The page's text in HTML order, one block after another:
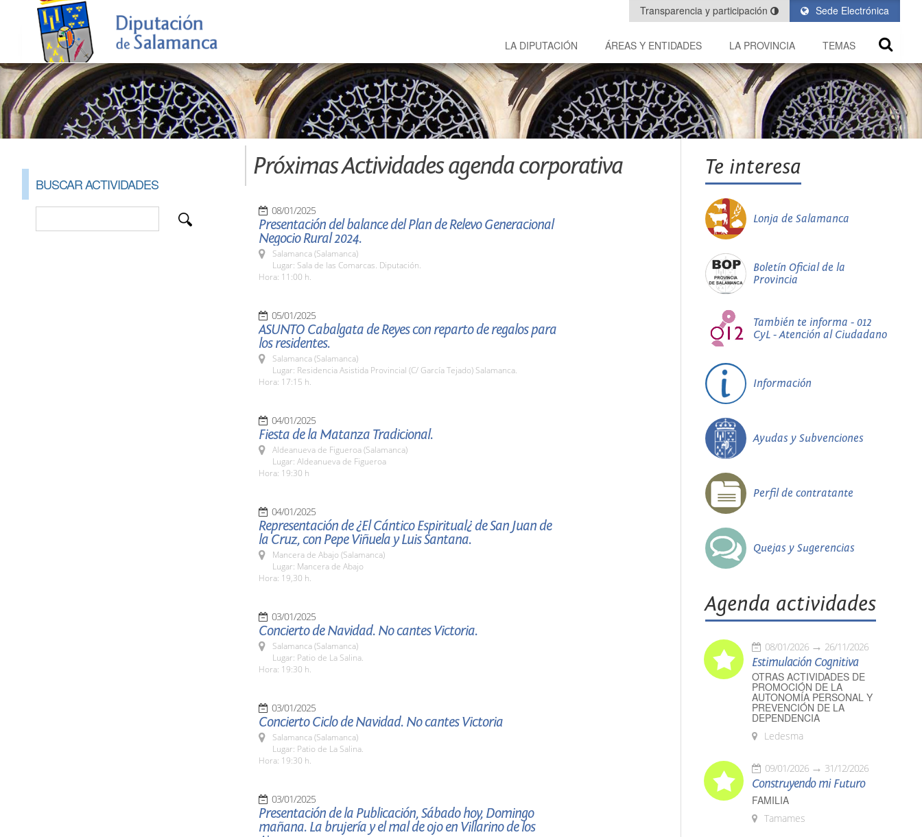
Sede Electrónica
Transparencia y participación
LA DIPUTACIÓN ÁREAS Y ENTIDADES LA PROVINCIA TEMAS
BUSCAR ACTIVIDADES
Próximas Actividades agenda corporativa
08/01/2025
Presentación del balance del Plan de Relevo Generacional
Negocio Rural 2024.
Salamanca (Salamanca)
Lugar: Sala de las Comarcas. Diputación.
Hora: 11:00 h.
05/01/2025
ASUNTO Cabalgata de Reyes con reparto de regalos para
los residentes.
Salamanca (Salamanca)
Lugar: Residencia Asistida Provincial (C/ García Tejado) Salamanca.
Hora: 17:15 h.
04/01/2025
Fiesta de la Matanza Tradicional.
Aldeanueva de Figueroa (Salamanca)
Lugar: Aldeanueva de Figueroa
Hora: 19:30 h
04/01/2025
Representación de ¿El Cántico Espiritual¿ de San Juan de
la Cruz, con Pepe Viñuela y Luis Santana.
Mancera de Abajo (Salamanca)
Lugar: Mancera de Abajo
Hora: 19,30 h.
03/01/2025
Concierto de Navidad. No cantes Victoria.
Salamanca (Salamanca)
Lugar: Patio de La Salina.
Hora: 19:30 h.
03/01/2025
Concierto Ciclo de Navidad. No cantes Victoria
Salamanca (Salamanca)
Lugar: Patio de La Salina.
Hora: 19:30 h.
03/01/2025
Presentación de la Publicación, Sábado hoy, Domingo
mañana. La brujería y el mal de ojo en Villarino de los
Te interesa
Lonja de Salamanca
Boletín Oficial de la
Provincia
También te informa - 012
CyL - Atención al Ciudadano
Información
Ayudas y Subvenciones
Perfil de contratante
Quejas y Sugerencias
Agenda actividades
08/01/2026 26/11/2026
Estimulación Cognitiva
OTRAS ACTIVIDADES DE
PROMOCIÓN DE LA
AUTONOMÍA PERSONAL Y
PREVENCIÓN DE LA
DEPENDENCIA
Ledesma
09/01/2026 31/12/2026
Construyendo mi Futuro
FAMILIA
Tamames